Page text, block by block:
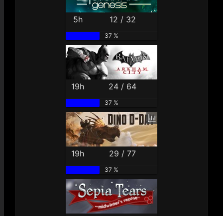
5h 12 / 32
37 %
19h 24 / 64
37 %
19h 29 / 77
37 %